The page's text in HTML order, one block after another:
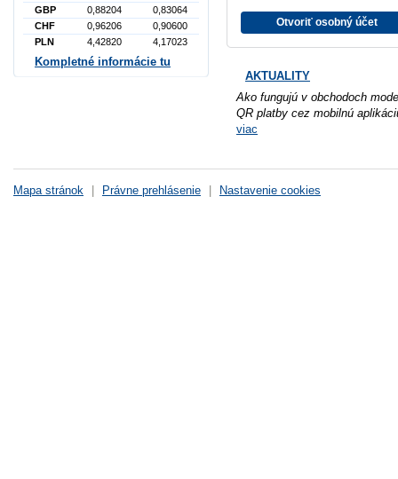
Otvoriť osobný účet
AKTUALITY
Ako fungujú v obchodoch
QR platby cez mobilnú
viac
GBP
0,88204
0,83064
CHF
0,96206
0,90600
PLN
4,42820 4,17023
Kompletné informácie tu
Mapa stránok Právne prehlásenie Nastavenie cookies